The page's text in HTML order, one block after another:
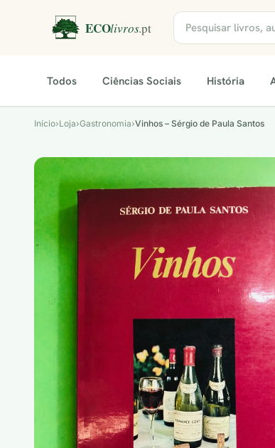
Todos Ciências Sociais História
Início›Loja›Gastronomia›Vinhos – Sérgio de Paula Santos